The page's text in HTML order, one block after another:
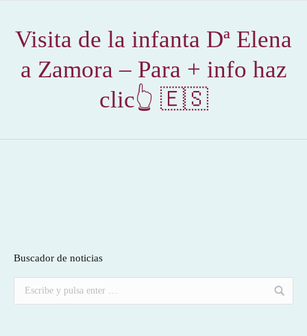
Visita de la infanta Dª Elena
a Zamora – Para + info haz
clic👆 🇪🇸
Buscador de noticias